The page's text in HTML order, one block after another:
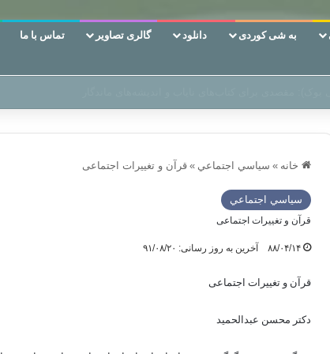
به شی کوردی دانلود گالری تصاویر تماس با ما
خانه » سياسي اجتماعي » قرآن و تغییرات اجتماعی
سياسي اجتماعي
قرآن و تغییرات اجتماعی
۸۸/۰۴/۱۴ آخرین به روز رسانی: ۹۱/۰۸/۲۰
قرآن و تغییرات اجتماعی
دکتر محسن عبدالحمید